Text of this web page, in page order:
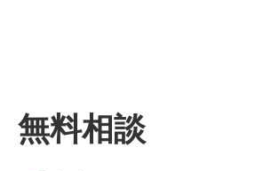
無料相談